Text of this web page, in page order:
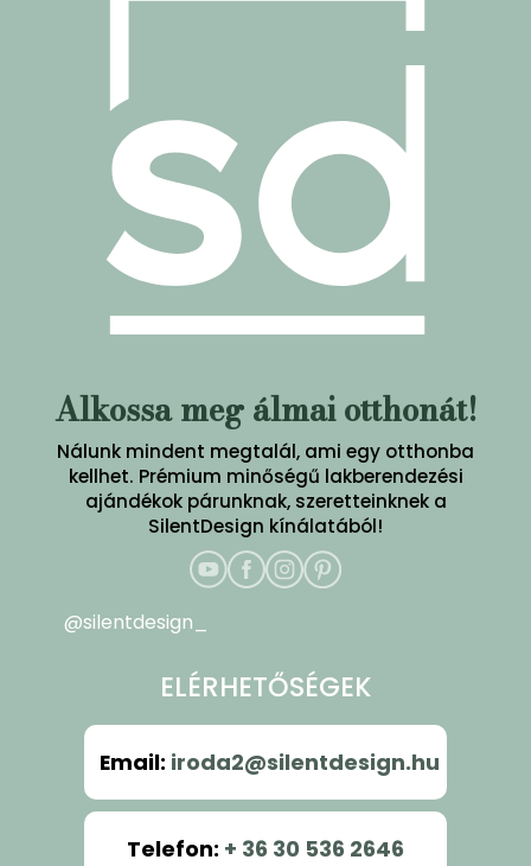
Alkossa meg álmai otthonát!
Nálunk mindent megtalál, ami egy otthonba
kellhet. Prémium minőségű lakberendezési
ajándékok párunknak, szeretteinknek a
SilentDesign kínálatából!
@silentdesign_
ELÉRHETŐSÉGEK
Email: iroda2@silentdesign.hu
Telefon: + 36 30 536 2646